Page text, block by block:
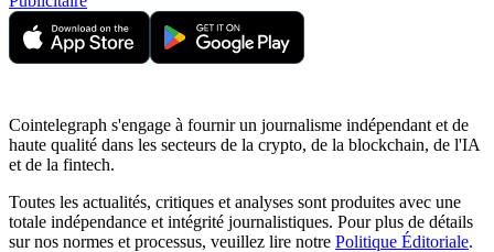
Cointelegraph s'engage à fournir un journalisme indépendant et de
haute qualité dans les secteurs de la crypto, de la blockchain, de l'IA
et de la fintech.
Toutes les actualités, critiques et analyses sont produites avec une
totale indépendance et intégrité journalistiques. Pour plus de détails
sur nos normes et processus, veuillez lire notre Politique Éditoriale.